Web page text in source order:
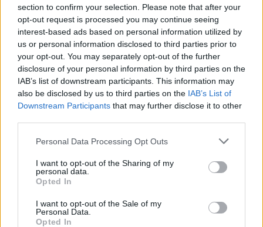
section to confirm your selection. Please note that after your
opt-out request is processed you may continue seeing
interest-based ads based on personal information utilized by
us or personal information disclosed to third parties prior to
your opt-out. You may separately opt-out of the further
disclosure of your personal information by third parties on the
IAB’s list of downstream participants. This information may
also be disclosed by us to third parties on the IAB’s List of
Downstream Participants that may further disclose it to other
Please note that this website/app uses one or more Google
not limited to your visit or usage behaviour. You may click to
grant or deny consent to Google and its third-party tags to
use your data for below specified purposes in below Google
consent section.
Personal Data Processing Opt Outs
I want to opt-out of the Sharing of my
personal data.
Opted In
I want to opt-out of the Sale of my
Personal Data.
Opted In
Προηγούμενη
Sportime
Επόμενη
enwsi.gr